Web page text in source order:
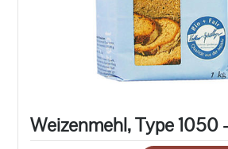
Weizenmehl, Type 1050